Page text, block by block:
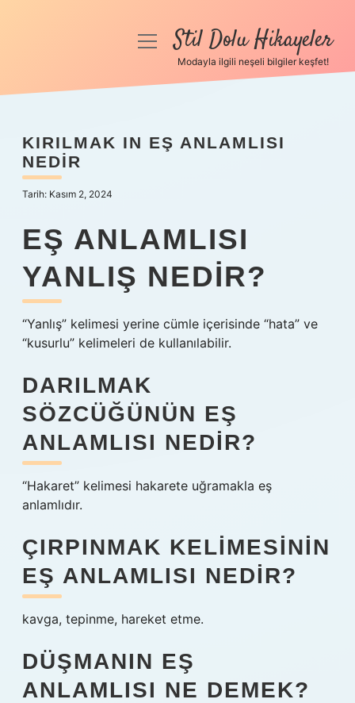
Anasayfa
Yasal Uyarı
Hakkımızda
menüyüStil Dolu Hikayeler
Modayla ilgili neşeli bilgiler keşfet!
KIRILMAK IN EŞ ANLAMLISI
NEDIR
Tarih: Kasım 2, 2024
EŞ ANLAMLISI
YANLIŞ NEDIR?
“Yanlış” kelimesi yerine cümle içerisinde “hata” ve
“kusurlu” kelimeleri de kullanılabilir.
DARILMAK
SÖZCÜĞÜNÜN EŞ
ANLAMLISI NEDIR?
“Hakaret” kelimesi hakarete uğramakla eş
anlamlıdır.
ÇIRPINMAK KELIMESININ
EŞ ANLAMLISI NEDIR?
kavga, tepinme, hareket etme.
DÜŞMANIN EŞ
ANLAMLISI NE DEMEK?